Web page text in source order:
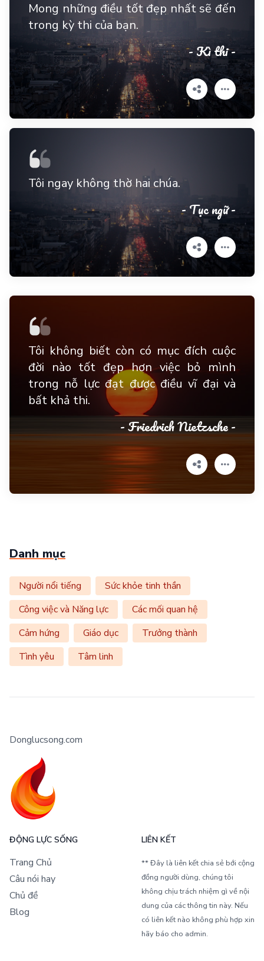
Mong những điều tốt đẹp nhất sẽ đến
trong kỳ thi của bạn.
- Kì thi -
Tôi ngay không thờ hai chúa.
- Tục ngữ -
Tôi không biết còn có mục đích cuộc
đời nào tốt đẹp hơn việc bỏ mình
trong nỗ lực đạt được điều vĩ đại và
bất khả thi.
- Friedrich Nietzsche -
Danh mục
Người nổi tiếng
Sức khỏe tinh thần
Công việc và Năng lực
Các mối quan hệ
Cảm hứng
Giáo dục
Trưởng thành
Tình yêu
Tâm linh
Donglucsong.com
ĐỘNG LỰC SỐNG
Trang Chủ
Câu nói hay
Chủ đề
Blog
LIÊN KẾT
** Đây là liên kết chia sẻ bới cộng
đồng người dùng, chúng tôi
không chịu trách nhiệm gì về nội
dung của các thông tin này. Nếu
có liên kết nào không phù hợp xin
hãy báo cho admin.